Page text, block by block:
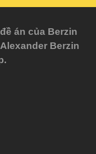
án của Berzin
Berzin